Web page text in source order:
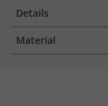
Details
Material